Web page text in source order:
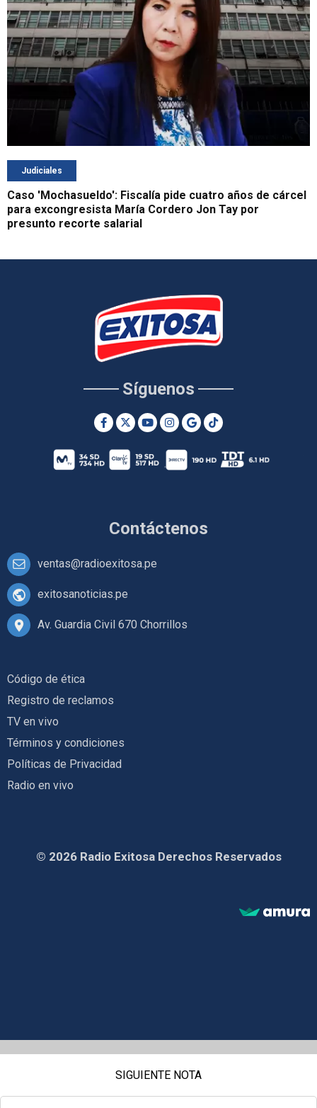
Judiciales
Caso 'Mochasueldo': Fiscalía pide cuatro años de cárcel
para excongresista María Cordero Jon Tay por
presunto recorte salarial
Contáctenos
ventas@radioexitosa.pe
exitosanoticias.pe
Av. Guardia Civil 670 Chorrillos
Síguenos
Código de ética
Registro de reclamos
TV en vivo
Términos y condiciones
Políticas de Privacidad
Radio en vivo
© 2026 Radio Exitosa Derechos Reservados
SIGUIENTE NOTA